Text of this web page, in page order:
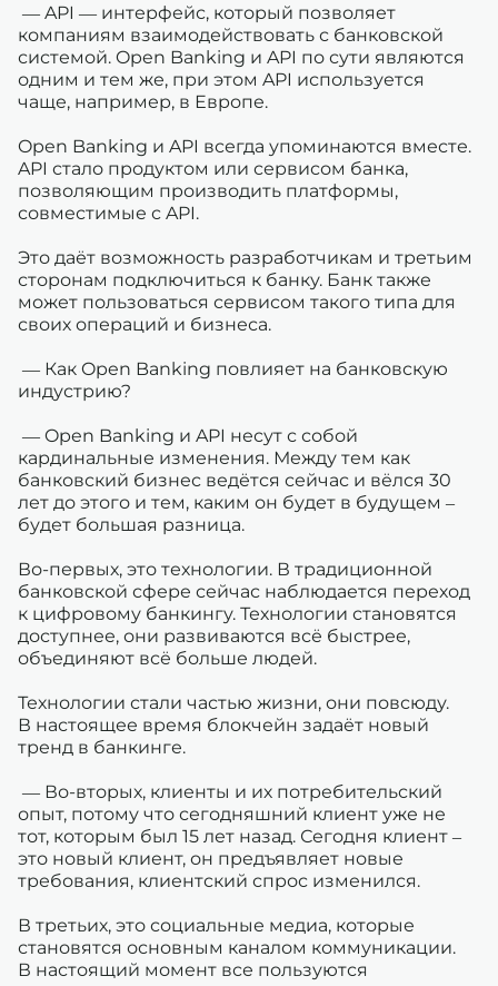
— API — интерфейс, который позволяет
компаниям взаимодействовать с банковской
системой. Open Banking и API по сути являются
одним и тем же, при этом API используется
чаще, например, в Европе.
Open Banking и API всегда упоминаются вместе.
API стало продуктом или сервисом банка,
позволяющим производить платформы,
совместимые с API.
Это даёт возможность разработчикам и третьим
сторонам подключиться к банку. Банк также
может пользоваться сервисом такого типа для
своих операций и бизнеса.
— Как Open Banking повлияет на банковскую
индустрию?
— Open Banking и API несут с собой
кардинальные изменения. Между тем как
банковский бизнес ведётся сейчас и вёлся 30
лет до этого и тем, каким он будет в будущем –
будет большая разница.
Во-первых, это технологии. В традиционной
банковской сфере сейчас наблюдается переход
к цифровому банкингу. Технологии становятся
доступнее, они развиваются всё быстрее,
объединяют всё больше людей.
Технологии стали частью жизни, они повсюду.
В настоящее время блокчейн задаёт новый
тренд в банкинге.
— Во-вторых, клиенты и их потребительский
опыт, потому что сегодняшний клиент уже не
тот, которым был 15 лет назад. Сегодня клиент –
это новый клиент, он предъявляет новые
требования, клиентский спрос изменился.
В третьих, это социальные медиа, которые
становятся основным каналом коммуникации.
В настоящий момент все пользуются